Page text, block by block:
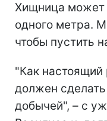
Хищница может
одного метра.
чтобы пустить
"Как настоящий
должен
добычей", – с